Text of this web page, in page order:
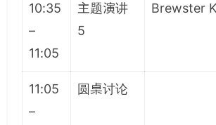
10:35
–
11:05
主题演讲
5
Brewster
11:05
–
圆桌讨论